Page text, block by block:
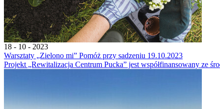
18 - 10 - 2023
Warsztaty „Zielono mi” Pomóż przy sadzeniu 19.10.2023
Projekt „Rewitalizacja Centrum Pucka” jest współfinansowany ze